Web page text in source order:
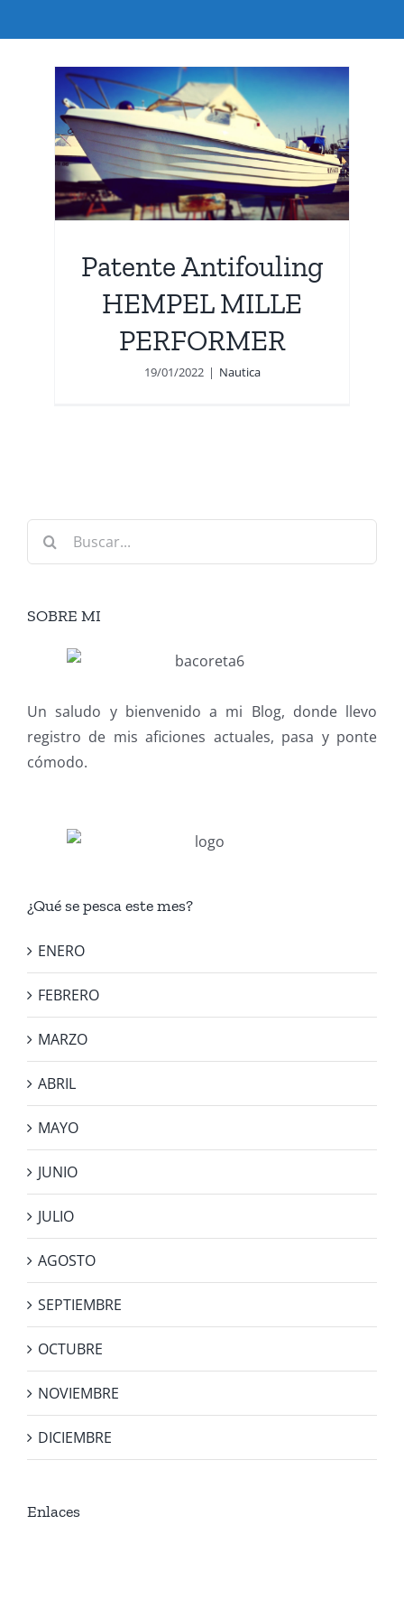
Patente Antifouling
HEMPEL MILLE
PERFORMER
19/01/2022 | Nautica
Buscar:
SOBRE MI
Un saludo y bienvenido a mi Blog, donde llevo
registro de mis aficiones actuales, pasa y ponte
cómodo.
¿Qué se pesca este mes?
ENERO
FEBRERO
MARZO
ABRIL
MAYO
JUNIO
JULIO
AGOSTO
SEPTIEMBRE
OCTUBRE
NOVIEMBRE
DICIEMBRE
Enlaces